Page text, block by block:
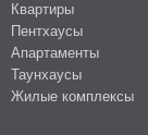
Квартиры
Пентхаусы
Апартаменты
Таунхаусы
Жилые комплексы